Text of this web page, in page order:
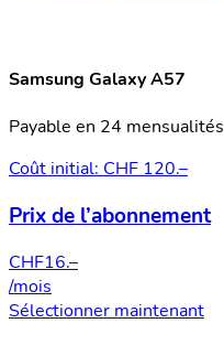
Samsung Galaxy A57
Payable en 24 mensualités
Coût initial: CHF 120.–
Prix de l’abonnement
CHF16.–
/mois
Sélectionner maintenant